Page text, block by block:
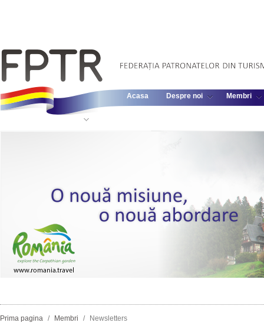
Acasa Despre noi Membri
Prima pagina / Membri / Newsletters